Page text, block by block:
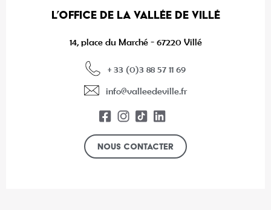
L’OFFICE DE LA VALLÉE DE VILLÉ
14, place du Marché - 67220 Villé
+ 33 (0)3 88 57 11 69
info@valleedeville.fr
Nous contacter